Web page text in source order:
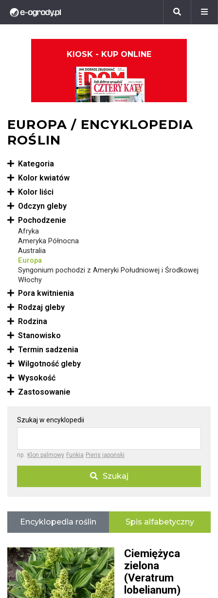
KIOSK - KUP ONLINE
EUROPA / ENCYKLOPEDIA
ROŚLIN
Kategoria
Kolor kwiatów
Kolor liści
Odczyn gleby
Pochodzenie
Afryka
Ameryka Północna
Australia
Europa
Syngonium pochodzi z Ameryki Południowej i Środkowej
Włochy
Pora kwitnienia
Rodzaj gleby
Rodzina
Stanowisko
Termin sadzenia
Wilgotność gleby
Wysokość
Zastosowanie
Szukaj w encyklopedii
np. Klon palmowy Funkia Pieris japoński
Szukaj
Encyklopedia roślin Spis alfabetyczny
Ciemiężyca
zielona
(Veratrum
lobelianum)